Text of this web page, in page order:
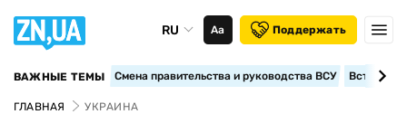
RU Аа Поддержать
ВАЖНЫЕ ТЕМЫ Смена правительства и руководства ВСУ
ГЛАВНАЯ УКРАИНА